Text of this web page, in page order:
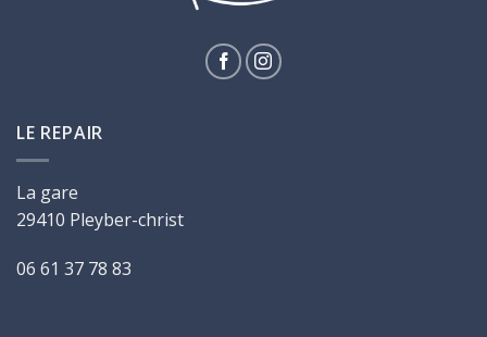
LE REPAIR
La gare
29410 Pleyber-christ
06 61 37 78 83